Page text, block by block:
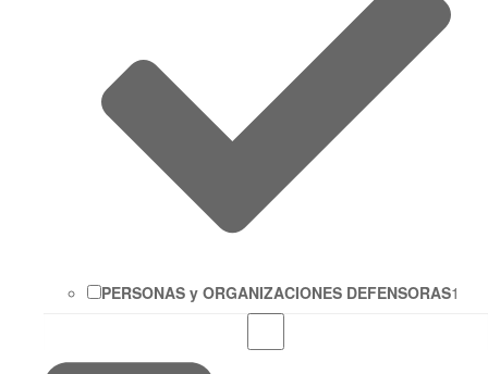
PERSONAS y ORGANIZACIONES DEFENSORAS1